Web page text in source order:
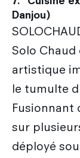
Danjou)
Solo
artistique
le tumulte
Fusionnant
sur
déployé